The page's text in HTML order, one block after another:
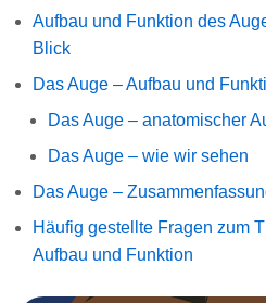
Aufbau und Funktion des
Blick
Das Auge – Aufbau und
Das Auge – anatomischer
Das Auge – wie wir sehen
Das Auge –
Häufig gestellte Fragen zum
Aufbau und Funktion